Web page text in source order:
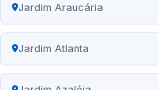
Jardim Araucária
Jardim Atlanta